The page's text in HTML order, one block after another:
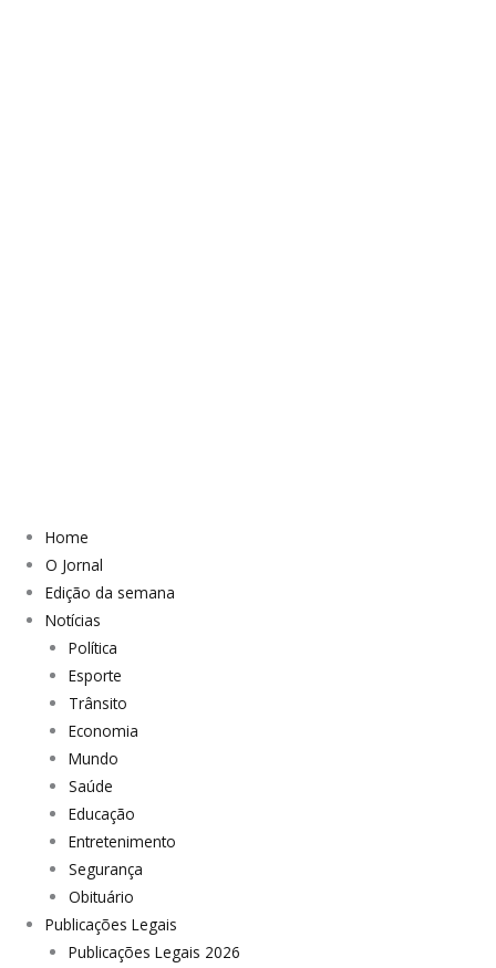
Home
O Jornal
Edição da semana
Notícias
Política
Esporte
Trânsito
Economia
Mundo
Saúde
Educação
Entretenimento
Segurança
Obituário
Publicações Legais
Publicações Legais 2026